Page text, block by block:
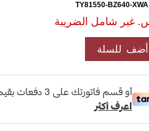
TY81550-BZ640-XWA
أضف للسلة